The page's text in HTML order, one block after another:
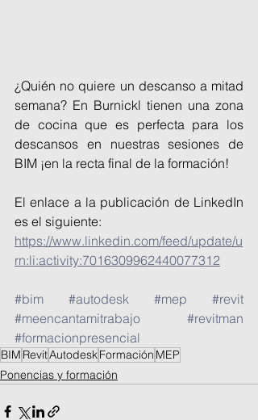
¿Quién no quiere un descanso a mitad
semana? En Burnickl tienen una zona
de cocina que es perfecta para los
descansos en nuestras sesiones de
BIM ¡en la recta final de la formación!
El enlace a la publicación de LinkedIn
es el siguiente:
https://www.linkedin.com/feed/update/u
rn:li:activity:7016309962440077312
#bim #autodesk #mep
#revit
#meencantamitrabajo
#revitman
#formacionpresencial
BIM RevitAutodeskFormación MEP
Ponencias y formación